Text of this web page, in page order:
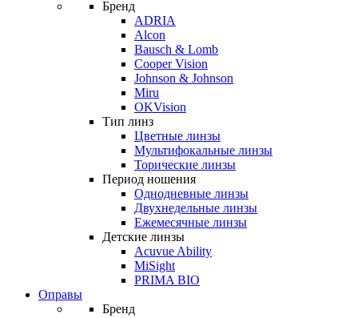
Бренд
ADRIA
Alcon
Bausch & Lomb
Cooper Vision
Johnson & Johnson
Miru
OKVision
Тип линз
Цветные линзы
Мультифокальные линзы
Торические линзы
Период ношения
Однодневные линзы
Двухнедельные линзы
Ежемесячные линзы
Детские линзы
Acuvue Ability
MiSight
PRIMA BIO
Оправы
Бренд